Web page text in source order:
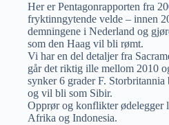
Her er Pentagonrapporten fra
fryktinngytende velde – innen
demningene i Nederland og
som den Haag vil bli rømt.
Vi har en del detaljer fra
går det riktig ille mellom 2010
synker 6 grader F.
og vil bli som Sibir.
Opprør og konflikter ødelegger
Afrika og Indonesia.